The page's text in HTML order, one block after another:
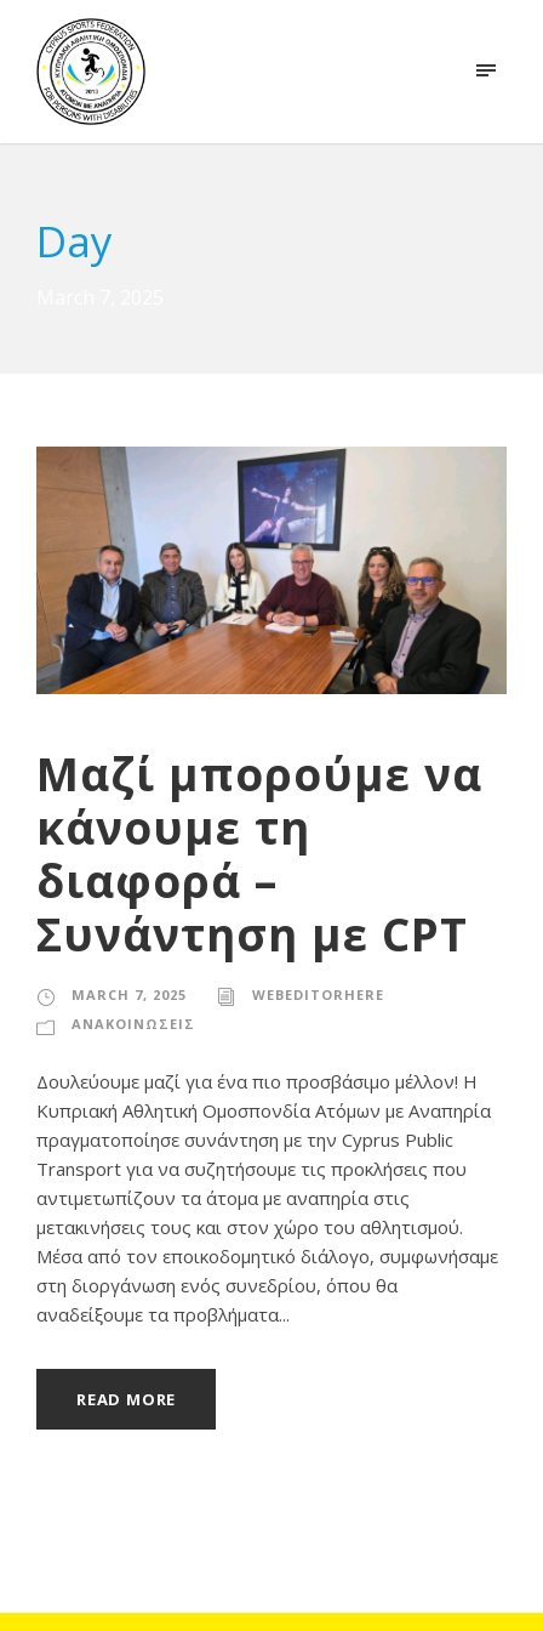
Day
Μαζί μπορούμε να
κάνουμε τη
διαφορά –
Συνάντηση με CPT
MARCH 7, 2025
WEBEDITORHERE
ΑΝΑΚΟΙΝΩΣΕΙΣ
Δουλεύουμε μαζί για ένα πιο προσβάσιμο μέλλον! Η
Κυπριακή Αθλητική Ομοσπονδία Ατόμων με Αναπηρία
πραγματοποίησε συνάντηση με την Cyprus Public
Transport για να συζητήσουμε τις προκλήσεις που
αντιμετωπίζουν τα άτομα με αναπηρία στις
μετακινήσεις τους και στον χώρο του αθλητισμού.
Μέσα από τον εποικοδομητικό διάλογο, συμφωνήσαμε
στη διοργάνωση ενός συνεδρίου, όπου θα
αναδείξουμε τα προβλήματα...
READ MORE